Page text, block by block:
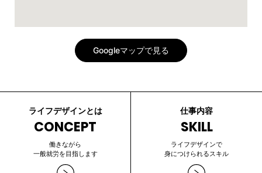
Googleマップで見る
ライフデザインとは
CONCEPT
働きながら
一般就労を目指します
仕事内容
SKILL
ライフデザインで
身につけられるスキル